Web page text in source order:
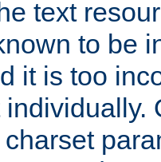
text
to be
it is too